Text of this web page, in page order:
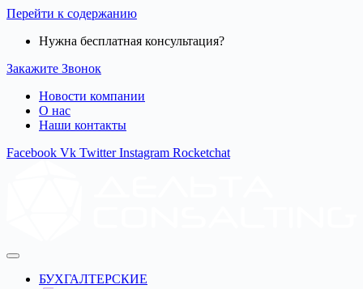
Перейти к содержанию
Нужна бесплатная консультация?
Закажите Звонок
Новости компании
О нас
Наши контакты
Facebook Vk Twitter Instagram Rocketchat
БУХГАЛТЕРСКИЕ